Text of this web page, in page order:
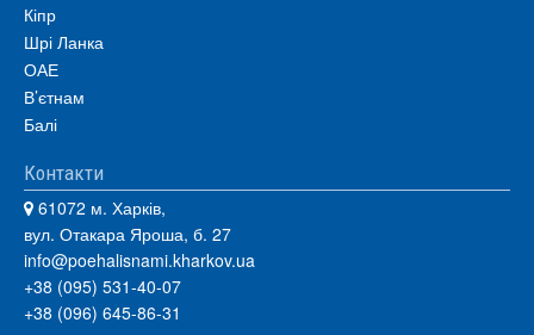
Кіпр
Шрі Ланка
ОАЕ
В’єтнам
Балі
Контакти
61072 м. Харків,
вул. Отакара Яроша, б. 27
info@poehalisnami.kharkov.ua
+38 (095) 531-40-07
+38 (096) 645-86-31